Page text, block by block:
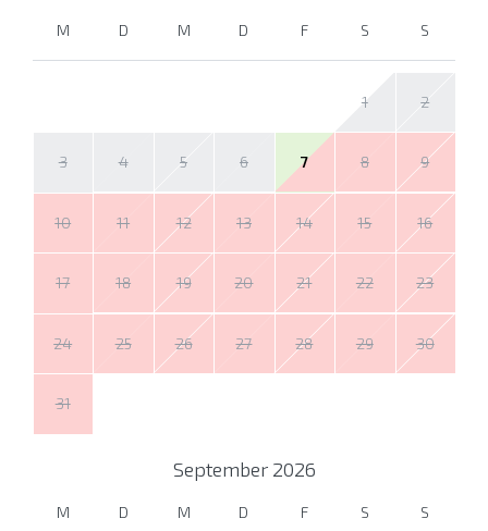
M D M D F S S
1 2
3 4 5 6 7 8 9
10 11 12 13 14 15 16
17 18 19 20 21 22 23
24 25 26 27 28 29 30
31
September 2026
M D M D F S S